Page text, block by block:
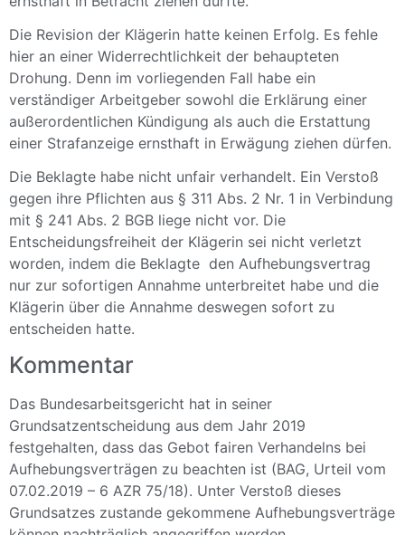
Die Revision der Klägerin hatte keinen Erfolg. Es fehle
hier an einer Widerrechtlichkeit der behaupteten
Drohung. Denn im vorliegenden Fall habe ein
verständiger Arbeitgeber sowohl die Erklärung einer
außerordentlichen Kündigung als auch die Erstattung
einer Strafanzeige ernsthaft in Erwägung ziehen dürfen.
Die Beklagte habe nicht unfair verhandelt. Ein Verstoß
gegen ihre Pflichten aus § 311 Abs. 2 Nr. 1 in Verbindung
mit § 241 Abs. 2 BGB liege nicht vor. Die
Entscheidungsfreiheit der Klägerin sei nicht verletzt
worden, indem die Beklagte den Aufhebungsvertrag
nur zur sofortigen Annahme unterbreitet habe und die
Klägerin über die Annahme deswegen sofort zu
entscheiden hatte.
Kommentar
Das Bundesarbeitsgericht hat in seiner
Grundsatzentscheidung aus dem Jahr 2019
festgehalten, dass das Gebot fairen Verhandelns bei
Aufhebungsverträgen zu beachten ist (BAG, Urteil vom
07.02.2019 – 6 AZR 75/18). Unter Verstoß dieses
Grundsatzes zustande gekommene Aufhebungsverträge